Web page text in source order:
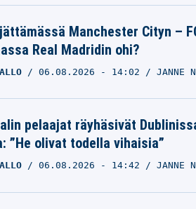
Manchester Cityn –
Real Madridin ohi?
06.08.2026 - 14:02 JANNE
pelaajat räyhäsivät
”He olivat todella vihaisia”
06.08.2026 - 14:42 JANNE